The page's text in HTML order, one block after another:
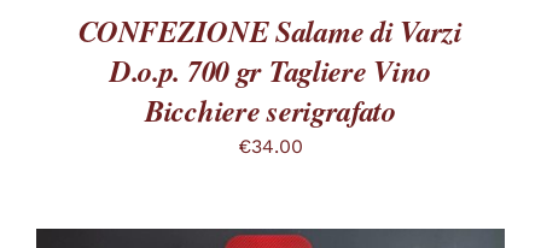
NELLA
PAGINA
DEL
PRODOTTO
CONFEZIONE Salame di Varzi
D.o.p. 700 gr Tagliere Vino
Bicchiere serigrafato
€34.00